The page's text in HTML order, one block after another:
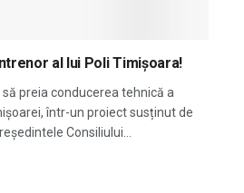
al lui Poli Timișoara!
preia conducerea tehnică a
într-un proiect susținut de
Consiliului...